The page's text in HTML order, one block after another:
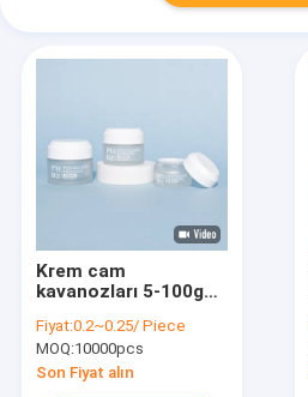
Krem cam
kavanozları 5-100g
konteyneri cam
kozmetik kavanoz
Fiyat:0.2~0.25/ Piece
MOQ:10000pcs
Son Fiyat alın